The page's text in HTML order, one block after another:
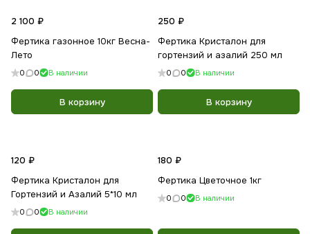
2 100 ₽
Фертика газонное 10кг Весна-
Лето
0 0 В наличии
В корзину
250 ₽
Фертика Кристалон для
гортензий и азалий 250 мл
0 0 В наличии
В корзину
120 ₽
Фертика Кристалон для
Гортензий и Азалий 5*10 мл
0 0 В наличии
180 ₽
Фертика Цветочное 1кг
0 0 В наличии